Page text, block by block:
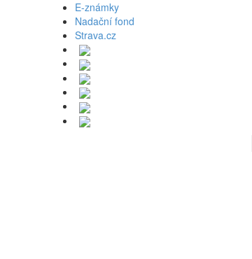
E-známky
Nadační fond
Strava.cz